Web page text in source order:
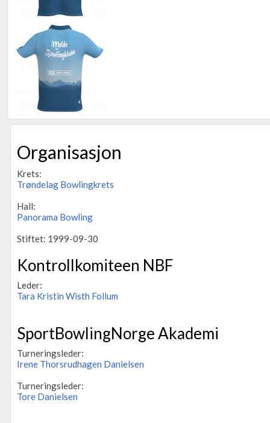
Organisasjon
Krets:
Trøndelag Bowlingkrets
Hall:
Panorama Bowling
Stiftet: 1999-09-30
Kontrollkomiteen NBF
Leder:
Tara Kristin Wisth Follum
SportBowlingNorge Akademi
Turneringsleder:
Irene Thorsrudhagen Danielsen
Turneringsleder:
Tore Danielsen